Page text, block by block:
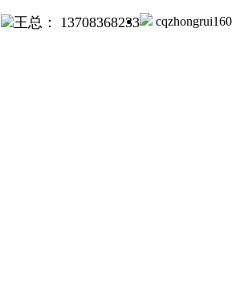
王总： 13708368233